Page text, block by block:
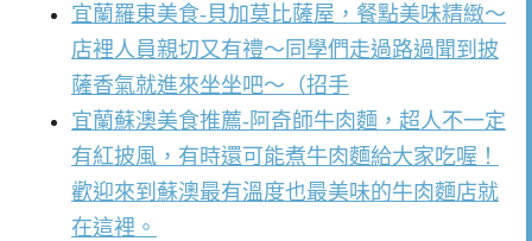
宜蘭羅東美食-貝加莫比薩屋，餐點美味精緻～
店裡人員親切又有禮～同學們走過路過聞到披
薩香氣就進來坐坐吧～（招手
宜蘭蘇澳美食推薦-阿奇師牛肉麵，超人不一定
有紅披風，有時還可能煮牛肉麵給大家吃喔！
歡迎來到蘇澳最有溫度也最美味的牛肉麵店就
在這裡。